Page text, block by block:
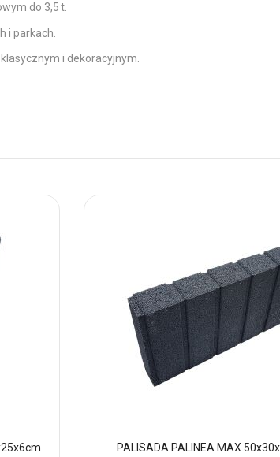
do 3,5 t.
i parkach.
i dekoracyjnym.
PALISADA PALINEA MAX